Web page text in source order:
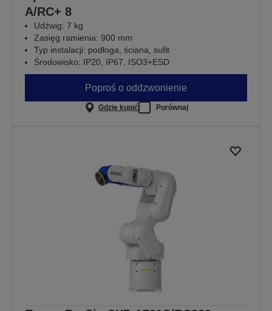
A/RC+ 8
Udźwig: 7 kg
Zasięg ramienia: 900 mm
Typ instalacji: podłoga, ściana, sufit
Środowisko: IP20, IP67, ISO3+ESD
Poproś o oddzwonienie
Gdzie kupić Porównaj